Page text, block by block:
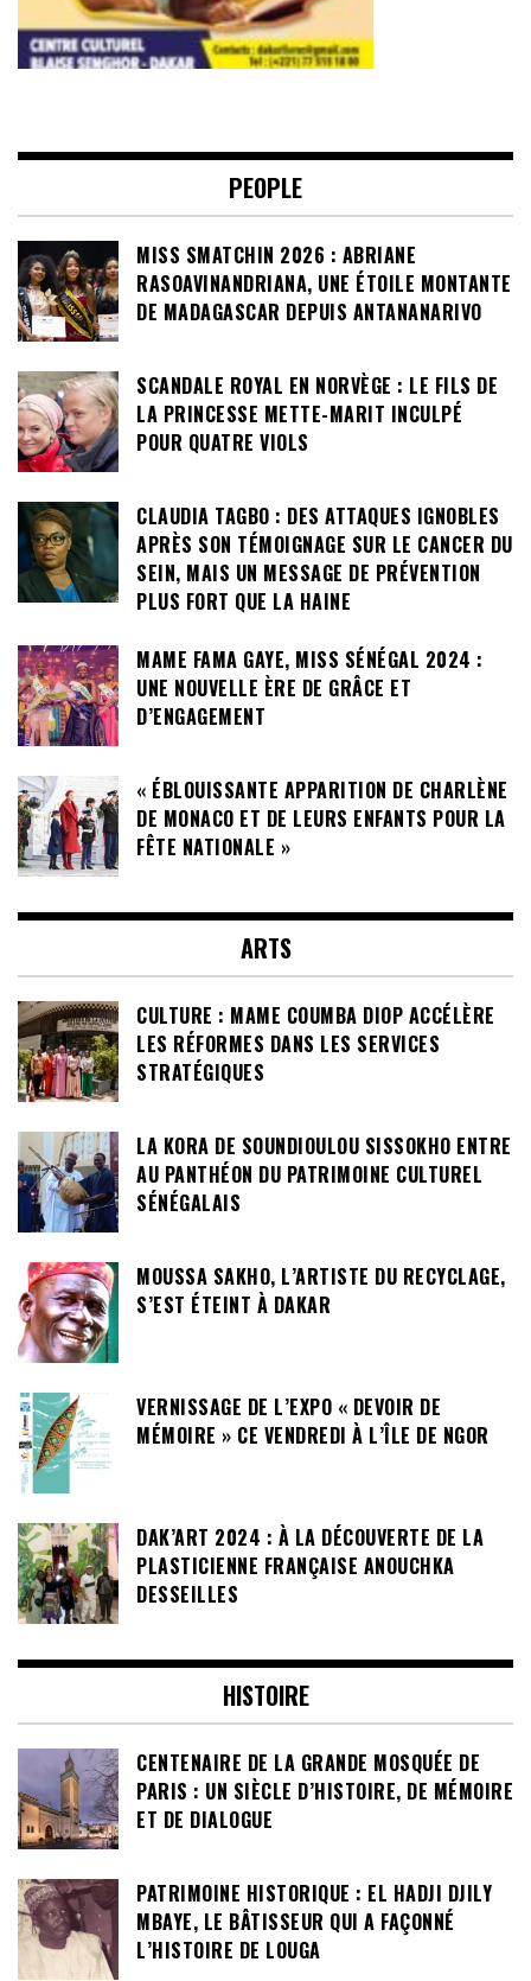
PEOPLE
MISS SMATCHIN 2026 : ABRIANE
RASOAVINANDRIANA, UNE ÉTOILE MONTANTE
DE MADAGASCAR DEPUIS ANTANANARIVO
SCANDALE ROYAL EN NORVÈGE : LE FILS DE
LA PRINCESSE METTE-MARIT INCULPÉ
POUR QUATRE VIOLS
CLAUDIA TAGBO : DES ATTAQUES IGNOBLES
APRÈS SON TÉMOIGNAGE SUR LE CANCER DU
SEIN, MAIS UN MESSAGE DE PRÉVENTION
PLUS FORT QUE LA HAINE
MAME FAMA GAYE, MISS SÉNÉGAL 2024 :
UNE NOUVELLE ÈRE DE GRÂCE ET
D’ENGAGEMENT
« ÉBLOUISSANTE APPARITION DE CHARLÈNE
DE MONACO ET DE LEURS ENFANTS POUR LA
FÊTE NATIONALE »
ARTS
CULTURE : MAME COUMBA DIOP ACCÉLÈRE
LES RÉFORMES DANS LES SERVICES
STRATÉGIQUES
LA KORA DE SOUNDIOULOU SISSOKHO ENTRE
AU PANTHÉON DU PATRIMOINE CULTUREL
SÉNÉGALAIS
MOUSSA SAKHO, L’ARTISTE DU RECYCLAGE,
S’EST ÉTEINT À DAKAR
VERNISSAGE DE L’EXPO « DEVOIR DE
MÉMOIRE » CE VENDREDI À L’ÎLE DE NGOR
DAK’ART 2024 : À LA DÉCOUVERTE DE LA
PLASTICIENNE FRANÇAISE ANOUCHKA
DESSEILLES
HISTOIRE
CENTENAIRE DE LA GRANDE MOSQUÉE DE
PARIS : UN SIÈCLE D’HISTOIRE, DE MÉMOIRE
ET DE DIALOGUE
PATRIMOINE HISTORIQUE : EL HADJI DJILY
MBAYE, LE BÂTISSEUR QUI A FAÇONNÉ
L’HISTOIRE DE LOUGA